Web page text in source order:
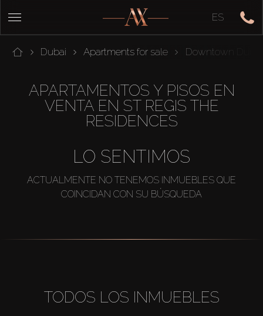
ES
Dubai Apartments for sale Downtown Dubai
APARTAMENTOS Y PISOS EN
VENTA EN ST REGIS THE
RESIDENCES
LO SENTIMOS
ACTUALMENTE NO TENEMOS INMUEBLES QUE
COINCIDAN CON SU BÚSQUEDA
TODOS LOS INMUEBLES